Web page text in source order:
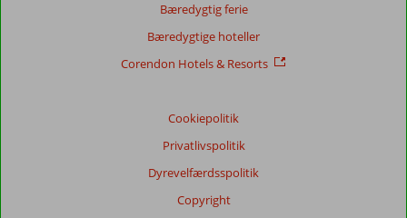
Bæredygtig ferie
Bæredygtige hoteller
Corendon Hotels & Resorts
Cookiepolitik
Privatlivspolitik
Dyrevelfærdsspolitik
Copyright